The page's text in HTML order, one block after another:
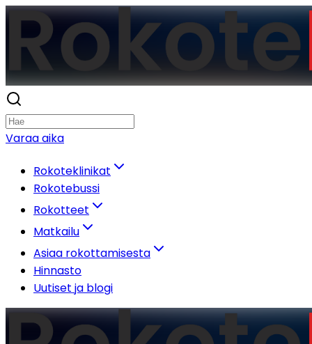
Varaa aika
Rokoteklinikat
Rokotebussi
Rokotteet
Matkailu
Asiaa rokottamisesta
Hinnasto
Uutiset ja blogi